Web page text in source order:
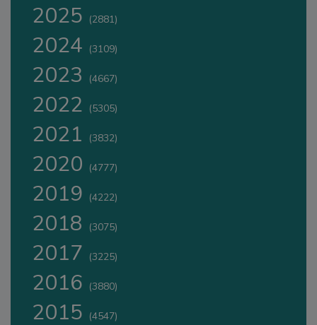
2025 (2881)
2024 (3109)
2023 (4667)
2022 (5305)
2021 (3832)
2020 (4777)
2019 (4222)
2018 (3075)
2017 (3225)
2016 (3880)
2015 (4547)